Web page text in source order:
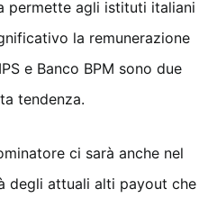
permette agli istituti italiani
la remunerazione
e Banco BPM sono due
tendenza.
ci sarà anche nel
degli attuali alti payout che